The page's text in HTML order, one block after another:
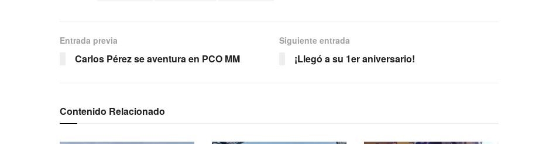
Entrada previa
Carlos Pérez se aventura en PCO MM
Siguiente entrada
¡Llegó a su 1er aniversario!
Contenido Relacionado